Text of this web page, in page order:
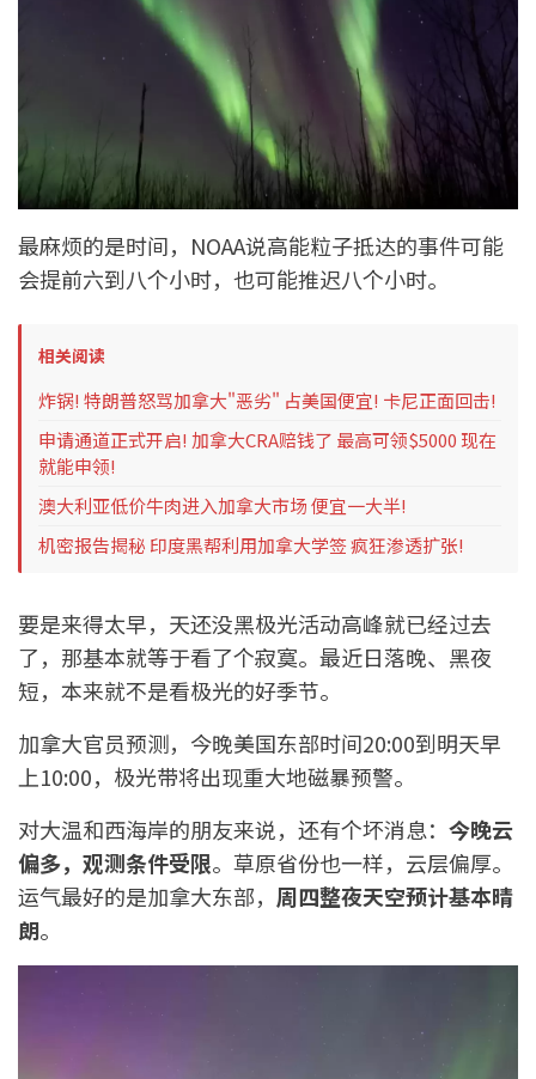
最麻烦的是时间，NOAA说高能粒子抵达的事件可能
会提前六到八个小时，也可能推迟八个小时。
相关阅读
炸锅! 特朗普怒骂加拿大"恶劣" 占美国便宜! 卡尼正面回击!
申请通道正式开启! 加拿大CRA赔钱了 最高可领$5000 现在
就能申领!
澳大利亚低价牛肉进入加拿大市场 便宜一大半!
机密报告揭秘 印度黑帮利用加拿大学签 疯狂渗透扩张!
要是来得太早，天还没黑极光活动高峰就已经过去
了，那基本就等于看了个寂寞。最近日落晚、黑夜
短，本来就不是看极光的好季节。
加拿大官员预测，今晚美国东部时间20:00到明天早
上10:00，极光带将出现重大地磁暴预警。
对大温和西海岸的朋友来说，还有个坏消息： 今晚云
偏多，观测条件受限。草原省份也一样，云层偏厚。
运气最好的是加拿大东部， 周四整夜天空预计基本晴
朗。